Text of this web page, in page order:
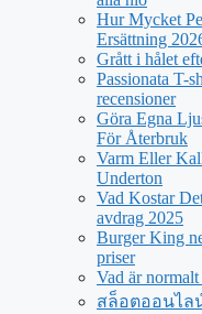
Hur Mycket
Ersättning
Grått i hålet
Passionata T-
recensioner
Göra Egna
För Återbruk
Varm Eller
Underton
Vad Kostar
avdrag 2025
Burger King
priser
Vad är
สล็อตออนไลน์